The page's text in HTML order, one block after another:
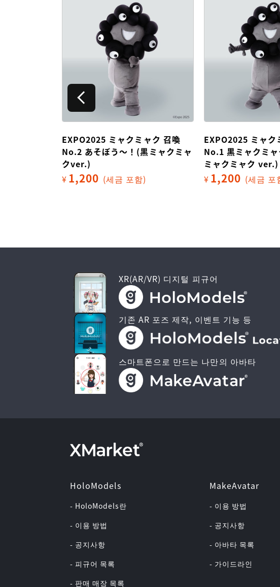
EXPO2025 ミャクミャク 召喚
No.2 あそぼう～！(黒ミャクミャ
クver.)
¥ 1,200 (세금 포함)
EXPO2025 ミャク
No.1 黒ミャクミ
ミャクミャク ver.)
¥ 1,200 (세금 포
XR(AR/VR) 디지털 피규어
기존 AR 포즈 제작, 이벤트 기능 등
스마트폰으로 만드는 나만의 아바타
HoloModels
- HoloModels란
- 이용 방법
- 공지사항
- 피규어 목록
- 판매 매장 목록
MakeAvatar
- 이용 방법
- 공지사항
- 아바타 목록
- 가이드라인